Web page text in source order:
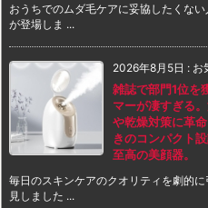
おうちでのムダ毛ケアに妥協したくな
が登場しま ...
2026年8月5日 : お
雑誌で部門1位を
マーが凄すぎる
や乾燥対策に革
きのコンパクト
至高の美顔器。
毎日のスキンケアのクオリティを劇的
見しました ...